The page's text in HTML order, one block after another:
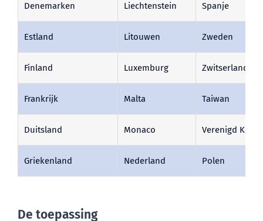
Denemarken Liechtenstein Spanje
Estland Litouwen Zweden
Finland Luxemburg Zwitserland
Frankrijk Malta Taiwan
Duitsland Monaco Verenigd
Griekenland Nederland Polen
De toepassing